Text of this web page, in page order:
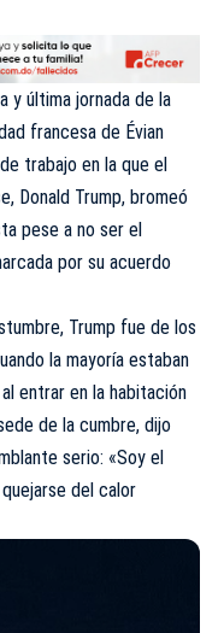
y última jornada de la
francesa de Évian
trabajo en la que el
Donald Trump, bromeó
pese a no ser el
por su acuerdo
Trump fue de los
la mayoría estaban
entrar en la habitación
de la cumbre, dijo
serio: «Soy el
del calor